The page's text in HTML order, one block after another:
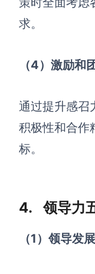
求。
（4）激励和
通过提升感召
积极性和合作
标。
4. 领导力
（1 ）领导发